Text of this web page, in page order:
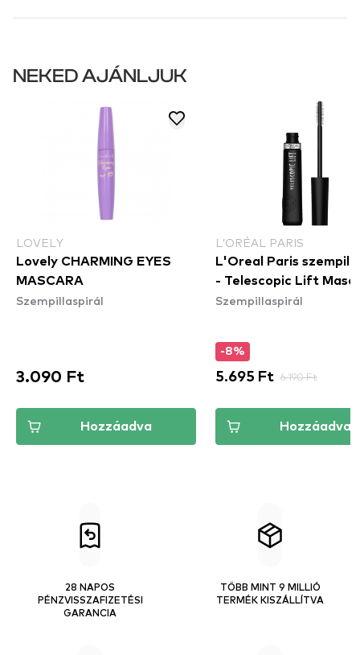
NEKED AJÁNLJUK
LOVELY
Lovely CHARMING EYES
MASCARA
Szempillaspirál
3.090 Ft
Hozzáadva
L’ORÉAL PARIS
L'Oreal Paris
- Telescopic Lift
Szempillaspirál
-8%
5.695 Ft 6.190 Ft
Hozzáadva
28 NAPOS
PÉNZVISSZAFIZETÉSI
GARANCIA
TÖBB MINT 9 MILLIÓ
TERMÉK KISZÁLLÍTVA